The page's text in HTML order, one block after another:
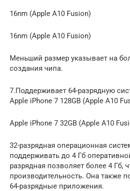
16nm (Apple A10 Fusion)
16nm (Apple A10 Fusion)
Меньший размер указывает на
создания чипа.
7.Поддерживает 64-разрядную
Apple iPhone 7 128GB (Apple A10
Apple iPhone 7 32GB (Apple A10
32-разрядная операционная
поддерживать до 4 Гб
разрядная позволяет более 4 Гб,
производительность. Она также
64-разрядные приложения.